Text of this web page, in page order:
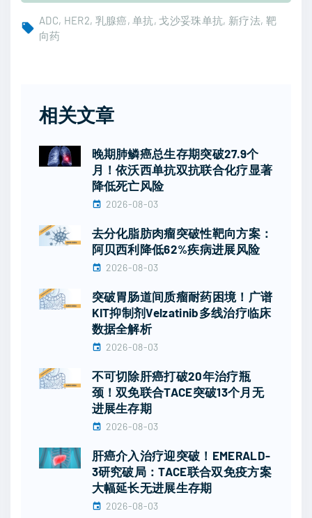
ADC HER2 乳腺癌 单抗 戈沙妥珠单抗 新疗法 靶
向药
相关文章
晚期肺鳞癌总生存期突破27.9个
月！依沃西单抗双抗联合化疗显著
降低死亡风险
2026-08-03
去分化脂肪肉瘤突破性靶向方案：
阿贝西利降低62%疾病进展风险
2026-08-03
突破胃肠道间质瘤耐药困境！广谱
KIT抑制剂Velzatinib多线治疗临床
数据全解析
2026-08-03
不可切除肝癌打破20年治疗瓶
颈！双免联合TACE突破13个月无
进展生存期
2026-08-03
肝癌介入治疗迎突破！EMERALD-
3研究破局：TACE联合双免疫方案
大幅延长无进展生存期
2026-08-03